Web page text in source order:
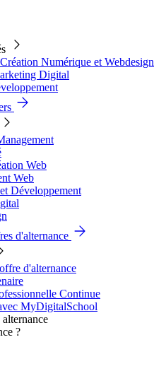
Numérique et Webdesign
Digital
Web
Web
Développement
d'alternance
d'alternance
Continue
MyDigitalSchool
?